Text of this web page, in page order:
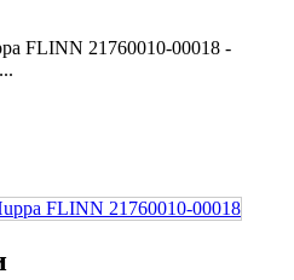
FLINN 21760010-00018 -